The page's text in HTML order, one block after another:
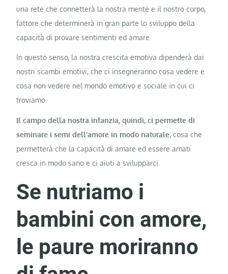
una rete che connetterà la nostra mente e il nostro corpo,
fattore che determinerà in gran parte lo sviluppo della
capacità di provare sentimenti ed amare.
In questo senso, la nostra crescita emotiva dipenderà dai
nostri scambi emotivi, che ci insegneranno cosa vedere e
cosa non vedere nel mondo emotivo e sociale in cui ci
troviamo.
Il campo della nostra infanzia, quindi, ci permette di
seminare i semi dell’amore in modo naturale, cosa che
permetterà che la capacità di amare ed essere amati
cresca in modo sano e ci aiuti a svilupparci.
Se nutriamo i
bambini con amore,
le paure moriranno